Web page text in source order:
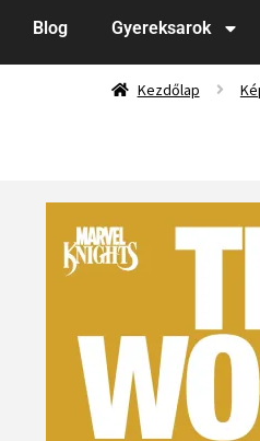
Blog Gyereksarok
Kezdőlap